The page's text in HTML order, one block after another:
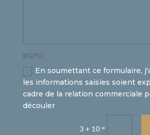
RGPD
En soumettant ce formulaire,
les informations saisies soient
cadre de la relation commerciale
découler
3 + 10 =